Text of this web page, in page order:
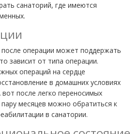
санаторий, где имеются
операции может поддержать
зависит от типа операции.
операций на сердце
в домашних условиях
после легко переносимых
месяцев можно обратиться к
в санатории.